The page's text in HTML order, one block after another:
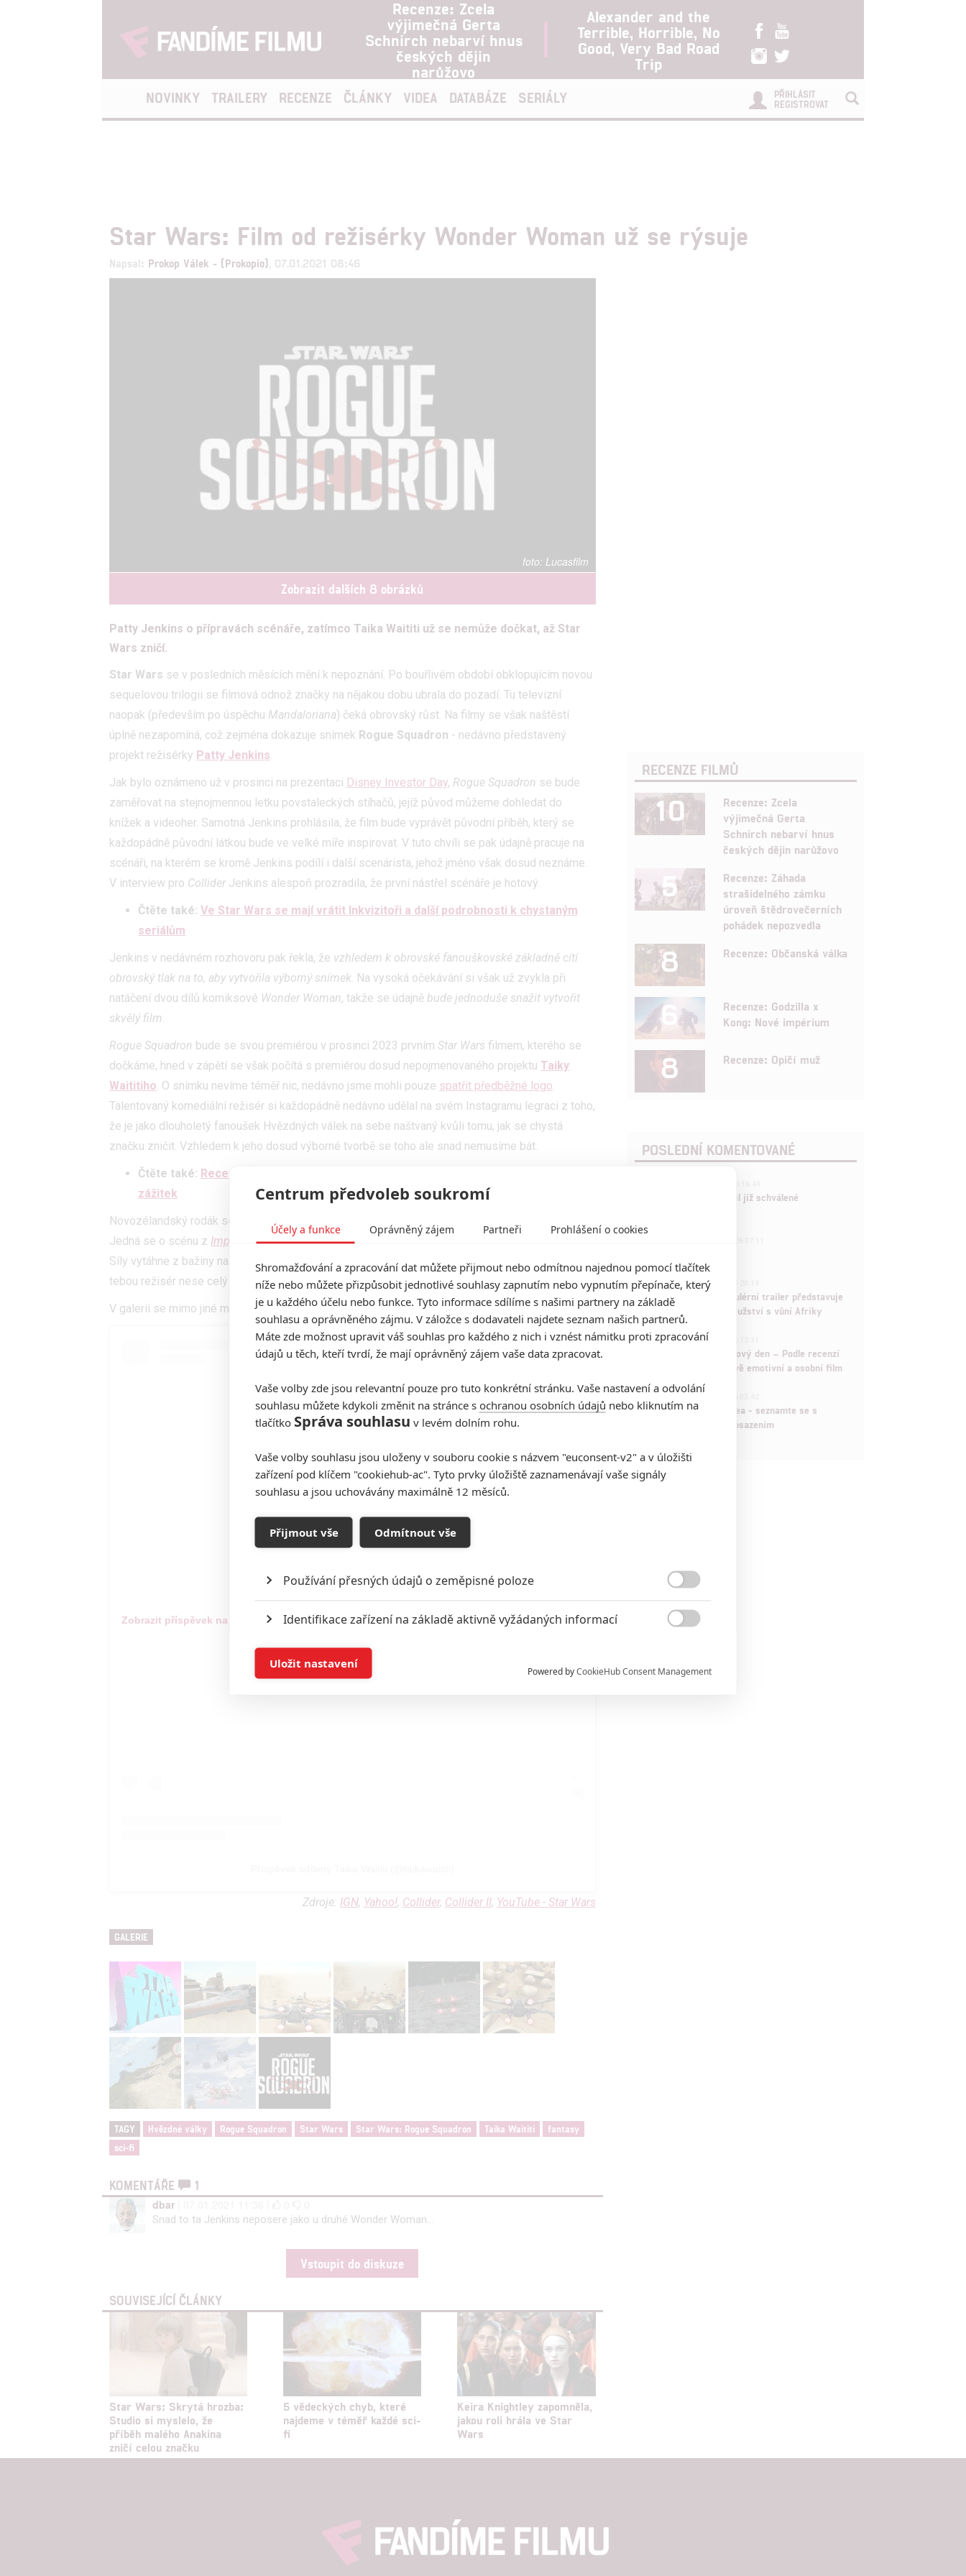
Recenze: Zcela
výjimečná Gerta
Schnirch nebarví hnus
českých dějin
narůžovo
Alexander and the
Terrible, Horrible, No
Good, Very Bad Road
Trip
NOVINKY TRAILERY RECENZE ČLÁNKY VIDEA DATABÁZE SERIÁLY
PŘIHLÁSIT
REGISTROVAT
Star Wars: Film od režisérky Wonder Woman už se rýsuje
Napsal: Prokop Válek - (Prokopio) , 07.01.2021 08:46
Lucasfilm
Zobrazit dalších 8 obrázků
Patty Jenkins o přípravách scénáře, zatímco Taika Waititi už se nemůže dočkat, až Star
Wars zničí.
Star Wars se v posledních měsících mění k nepoznání. Po bouřlivém období obklopujícím novou
sequelovou trilogii se filmová odnož značky na nějakou dobu ubrala do pozadí. Tu televizní
naopak (především po úspěchu Mandaloriana) čeká obrovský růst. Na filmy se však naštěstí
úplně nezapomíná, což zejména dokazuje snímek Rogue Squadron - nedávno představený
projekt režisérky Patty Jenkins.
Jak bylo oznámeno už v prosinci na prezentaci Disney Investor Day, Rogue Squadron se bude
zaměřovat na stejnojmennou letku povstaleckých stíhačů, jejíž původ můžeme dohledat do
knížek a videoher. Samotná Jenkins prohlásila, že film bude vyprávět původní příběh, který se
každopádně původní látkou bude ve velké míře inspirovat. V tuto chvíli se pak údajně pracuje na
scénáři, na kterém se kromě Jenkins podílí i další scenárista, jehož jméno však dosud neznáme.
V interview pro Collider Jenkins alespoň prozradila, že první nástřel scénáře je hotový.
Čtěte také: Ve Star Wars se mají vrátit Inkvizitoři a další podrobnosti k chystaným
seriálům
Jenkins v nedávném rozhovoru pak řekla, že vzhledem k obrovské fanouškovské základně cítí
obrovský tlak na to, aby vytvořila výborný snímek. Na vysoká očekávání si však už zvykla při
natáčení dvou dílů komiksové Wonder Woman, takže se údajně bude jednoduše snažit vytvořit
skvělý film.
Rogue Squadron bude se svou premiérou v prosinci 2023 prvním Star Wars filmem, kterého se
dočkáme, hned v zápětí se však počítá s premiérou dosud nepojmenovaného projektu Taiky
Waititiho. O snímku nevíme téměř nic, nedávno jsme mohli pouze spatřit předběžné logo.
Talentovaný komediální režisér si každopádně nedávno udělal na svém Instagramu legraci z toho,
že je jako dlouholetý fanoušek Hvězdných válek na sebe naštvaný kvůli tomu, jak se chystá
značku zničit. Vzhledem k jeho dosud výborné tvorbě se toho ale snad nemusíme bát.
Čtěte také: Recenze: The Mandalorian se vrací s 2. řadou a jedná se o skvělý
zážitek
Novozélandský rodák se rovněž podělil jeden ze svých nejoblíbenějších momentů z celé ságy.
Jedná se o scénu z Impérium vrací úder, ve které po dlouhém Lukově snažení Yoda za pomoci
Síly vytáhne z bažiny na Dagobah Lukův X-Wing. Scéna údajně obsahuje poselství, které si s
tebou režisér nese celý život.
V galerii se mimo jiné můžete podívat na to, jak vypadaly původni videohryRogue Squadron
Zobrazit příspěvek na Instagramu
Zdroje: IGN, Yahoo!, Collider, Collider II, YouTube - Star Wars
GALERIE
TAGY Hvězdné války Rogue Squadron Star Wars Star Wars: Rogue Squadron Taika Waititi
fantasy
sci-fi
KOMENTÁŘE
1
dbar
Snad to ta Jenkins neposere jako u druhé Wonder Woman...
Vstoupit do diskuze
SOUVISEJÍCÍ ČLÁNKY
Star Wars: Skrytá hrozba:
Studio si myslelo, že
příběh malého Anakina
zničí celou značku
5 vědeckých chyb, které
najdeme v téměř každé sci-
fi
Keira Knightley zapomněla,
jakou roli hrála ve Star
Wars
RECENZE FILMŮ
10
Recenze: Zcela
výjimečná Gerta
Schnirch nebarví hnus
českých dějin narůžovo
5
Recenze: Záhada
strašidelného zámku
úroveň štědrovečerních
pohádek nepozvedla
8 Recenze: Občanská válka
6
Recenze: Godzilla x
Kong: Nové impérium
8 Recenze: Opičí muž
POSLEDNÍ KOMENTOVANÉ
Marvel nečekaně zrušil již schválené
1ČLÁNEK | 30.07.2026 20:14
Děti krve a kostí: Regulérní trailer představuje
akční fantasy dobrodružství s vůní Afriky
1ČLÁNEK | 30.07.2026 12:31
Spider-Man: Zbrusu nový den – Podle recenzí
máme čekat překvapivě emotivní a osobní film
1
Velké preview: Odyssea - seznamte se s
maximálně nabitým obsazením
Centrum předvoleb soukromí
Účely a funkce Oprávněný zájem Partneři Prohlášení o cookies
Shromažďování a zpracování dat můžete přijmout nebo odmítnou najednou pomocí tlačítek
níže nebo můžete přizpůsobit jednotlivé souhlasy zapnutím nebo vypnutím přepínače, který
je u každého účelu nebo funkce. Tyto informace sdílíme s našimi partnery na základě
souhlasu a oprávněného zájmu. V záložce s dodavateli najdete seznam našich partnerů.
Máte zde možnost upravit váš souhlas pro každého z nich i vznést námitku proti zpracování
údajů u těch, kteří tvrdí, že mají oprávněný zájem vaše data zpracovat.
Vaše volby zde jsou relevantní pouze pro tuto konkrétní stránku. Vaše nastavení a odvolání
souhlasu můžete kdykoli změnit na stránce s ochranou osobních údajů nebo kliknutím na
tlačítko Správa souhlasu v levém dolním rohu.
Vaše volby souhlasu jsou uloženy v souboru cookie s názvem "euconsent-v2" a v úložišti
zařízení pod klíčem "cookiehub-ac". Tyto prvky úložiště zaznamenávají vaše signály
souhlasu a jsou uchovávány maximálně 12 měsíců.
Přijmout vše Odmítnout vše
Používání přesných údajů o zeměpisné poloze
Identifikace zařízení na základě aktivně vyžádaných informací
Ukládání a/nebo přístup k informacím v zařízení

Powered byCookieHub Consent Management
Uložit nastavení